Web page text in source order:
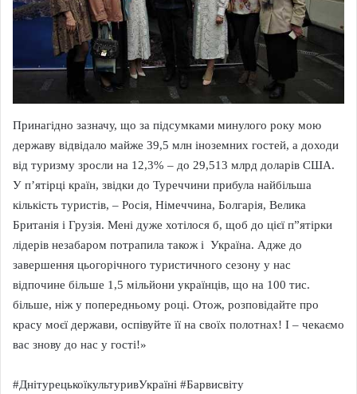
Принагідно зазначу, що за підсумками минулого року мою
державу відвідало майже 39,5 млн іноземних гостей, а доходи
від туризму зросли на 12,3% – до 29,513 млрд доларів США.
У п’ятірці країн, звідки до Туреччини прибула найбільша
кількість туристів, – Росія, Німеччина, Болгарія, Велика
Британія і Грузія. Мені дуже хотілося б, щоб до цієї п”ятірки
лідерів незабаром потрапила також і Україна. Адже до
завершення цьогорічного туристичного сезону у нас
відпочине більше 1,5 мільйони українців, що на 100 тис.
більше, ніж у попередньому році. Отож, розповідайте про
красу моєї держави, оспівуйте її на своїх полотнах! І – чекаємо
вас знову до нас у гості!»
#ДнітурецькоїкультуривУкраїні #Барвисвіту